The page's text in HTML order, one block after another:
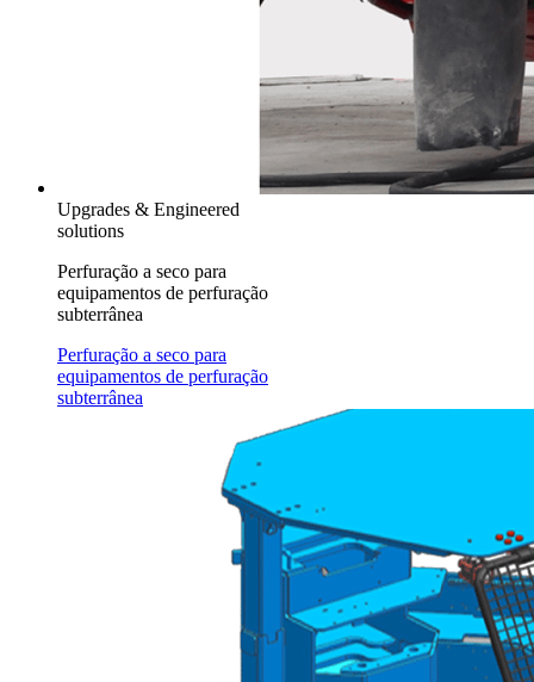
Upgrades & Engineered
solutions
Perfuração a seco para
equipamentos de perfuração
subterrânea
Perfuração a seco para
equipamentos de perfuração
subterrânea